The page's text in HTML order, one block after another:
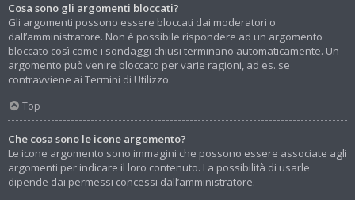
Cosa sono gli argomenti bloccati?
Gli argomenti possono essere bloccati dai moderatori o
dall’amministratore. Non è possibile rispondere ad un argomento
bloccato così come i sondaggi chiusi terminano automaticamente. Un
argomento può venire bloccato per varie ragioni, ad es. se
contravviene ai Termini di Utilizzo.
Top
Che cosa sono le icone argomento?
Le icone argomento sono immagini che possono essere associate agli
argomenti per indicare il loro contenuto. La possibilità di usarle
dipende dai permessi concessi dall’amministratore.